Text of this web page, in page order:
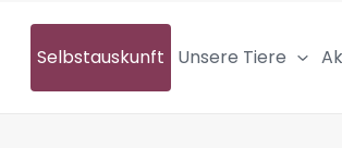
Selbstauskunft Unsere Tiere